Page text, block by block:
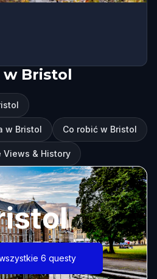
Bristol
w Bristol Co robić w Bristol
Views & History
6 questy